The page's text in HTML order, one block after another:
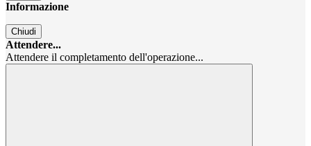
Informazione
Chiudi
Attendere...
Attendere il completamento dell'operazione...